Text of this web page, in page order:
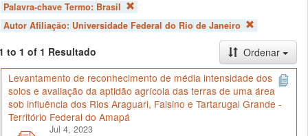
Palavra-chave Termo: Brasil
Autor Afiliação: Universidade Federal do Rio de Janeiro
to 1 of 1 Resultado
Ordenar
Levantamento de reconhecimento de média intensidade dos
solos e avaliação da aptidão agrícola das terras de uma área
sob influência dos Rios Araguari, Falsino e Tartarugal Grande -
Território Federal do Amapá
Jul 4, 2023